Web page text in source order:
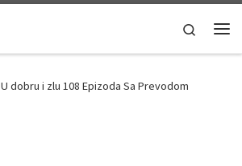
Search
U dobru i zlu 108 Epizoda Sa Prevodom